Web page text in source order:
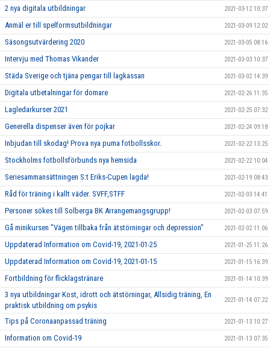
2 nya digitala utbildningar 2021-03-12 10:37
Anmäl er till spelformsutbildningar 2021-03-09 12:02
Säsongsutvärdering 2020 2021-03-05 08:16
Intervju med Thomas Vikander 2021-03-03 10:37
Städa Sverige och tjäna pengar till lagkassan 2021-03-02 14:39
Digitala utbetalningar för domare 2021-02-26 11:35
Lagledarkurser 2021 2021-02-25 07:32
Generella dispenser även för pojkar 2021-02-24 09:18
Inbjudan till skodag! Prova nya puma fotbollsskor. 2021-02-22 13:25
Stockholms fotbollsförbunds nya hemsida 2021-02-22 10:04
Seriesammansättningen S:t Eriks-Cupen lagda! 2021-02-19 08:43
Råd för träning i kallt väder. SVFF,STFF 2021-02-03 14:41
Personer sökes till Solberga BK Arrangemangsgrupp! 2021-02-03 07:59
Gå minikursen "Vägen tillbaka från ätstörningar och depression" 2021-02-02 11:06
Uppdaterad Information om Covid-19, 2021-01-25 2021-01-25 11:26
Uppdaterad Information om Covid-19, 2021-01-15 2021-01-15 16:39
Fortbildning för flicklagstränare 2021-01-14 10:39
3 nya utbildningar Kost, idrott och ätstörningar, Allsidig träning, En
praktisk utbildning om psykis
2021-01-14 07:22
Tips på Coronaanpassad träning 2021-01-13 10:27
Information om Covid-19 2021-01-13 07:35